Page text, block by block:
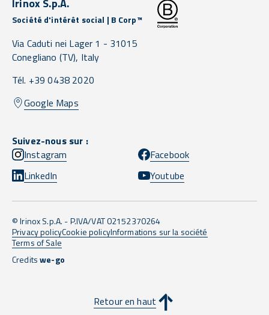
Société d'intérêt social | B Corp™
Via Caduti nei Lager 1 - 31015
Conegliano (TV), Italy
Tél. +39 0438 2020
Google Maps
Suivez-nous sur :
Instagram
Facebook
LinkedIn
Youtube
© Irinox S.p.A. - P.IVA/VAT 02152370264
Privacy policyCookie policyInformations sur la société
Terms of Sale
Creditswe-go
Retour en haut